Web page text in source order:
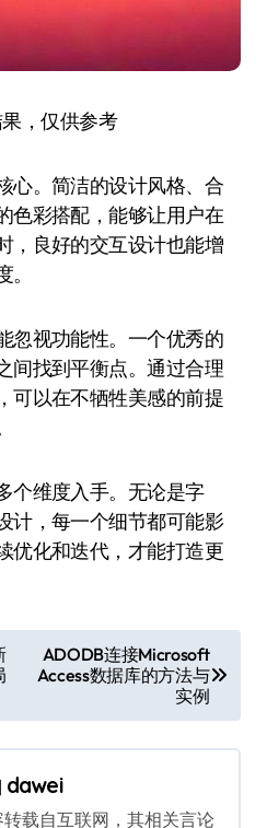
，仅供参考
心。简洁的设计风格、合
色彩搭配，能够让用户在
，良好的交互设计也能增
忽视功能性。一个优秀的
间找到平衡点。通过合理
可以在不牺牲美感的前提
个维度入手。无论是字
计，每一个细节都可能影
优化和迭代，才能打造更
ADODB连接Microsoft
Access数据库的方法与
实例
dawei
转载自互联网，其相关言论